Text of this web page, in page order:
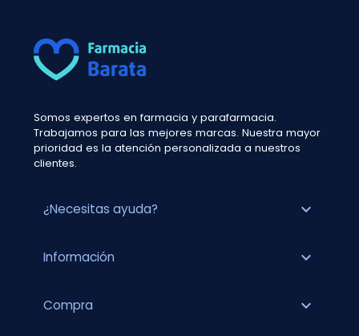
Somos expertos en farmacia y parafarmacia.
Trabajamos para las mejores marcas. Nuestra mayor
prioridad es la atención personalizada a nuestros
clientes.
¿Necesitas ayuda? expand_more
Información expand_more
Compra expand_more